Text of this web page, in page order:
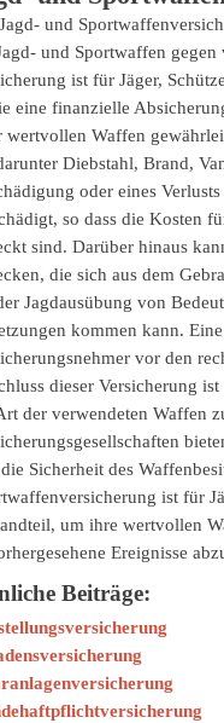
und
und Sportwaffen
ist für Jäger,
eine finanzielle
wertvollen Waffen
Diebstahl, Brand,
oder eines
so dass die Kosten
sind. Darüber hinaus
die sich aus dem
Jagdausübung von
kommen kann.
vor den
dieser Versicherung
der verwendeten Waffen
Sicherheit des
ist für
um ihre wertvollen
Ereignisse
Beiträge: